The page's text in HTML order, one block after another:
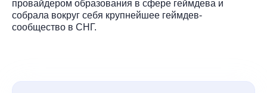
провайдером образования в сфере геймдева и
собрала вокруг себя крупнейшее геймдев-
сообщество в СНГ.